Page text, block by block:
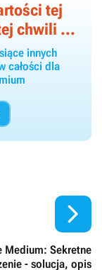
tej
chwili ...
innych
całości dla
Medium: Sekretne
- solucja, opis
